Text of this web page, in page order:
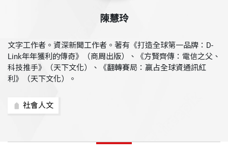
陳慧玲
文字工作者。資深新聞工作者。著有《打造全球第一品牌：D-
Link年年獲利的傳奇》（商周出版）、《方賢齊傳：電信之父、
科技推手》（天下文化）、《翻轉賽局：贏占全球資通訊紅
利》（天下文化）。
社會人文